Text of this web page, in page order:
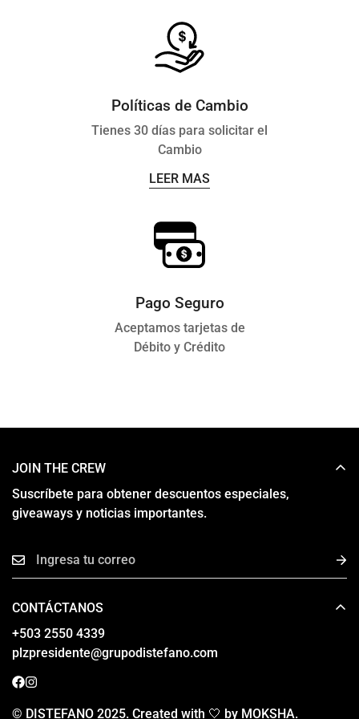
- Prendas o accesorios con un descuento mayor al 60%
- Artículos sin su etiqueta original
Políticas de Cambio
Tienes 30 días para solicitar el
Cambio
LEER MAS
Pago Seguro
Aceptamos tarjetas de
Débito y Crédito
JOIN THE CREW
Suscríbete para obtener descuentos especiales,
giveaways y noticias importantes.
CONTÁCTANOS
‎+503 2550 4339
plzpresidente@grupodistefano.com
© DISTEFANO 2025. Created with 🤍 by MOKSHA.